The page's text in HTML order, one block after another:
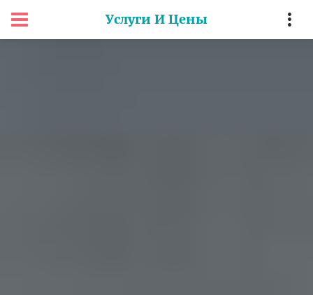
Услуги И Цены